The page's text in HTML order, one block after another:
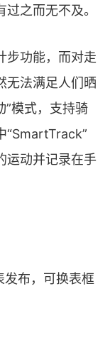
之而无不及。
功能，而对走
无法满足人们晒
”模式，支持骑
“SmartTrack”
运动并记录在手